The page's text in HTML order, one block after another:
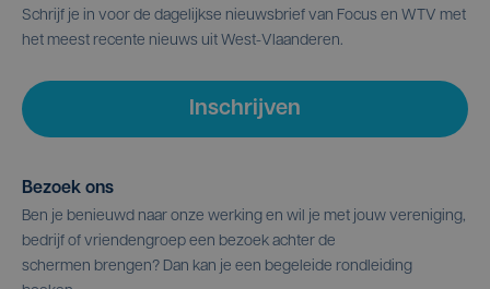
Schrijf je in voor de dagelijkse nieuwsbrief van Focus en WTV met
het meest recente nieuws uit West-Vlaanderen.
Inschrijven
Bezoek ons
Ben je benieuwd naar onze werking en wil je met jouw vereniging,
bedrijf of vriendengroep een bezoek achter de
schermen brengen? Dan kan je een begeleide rondleiding